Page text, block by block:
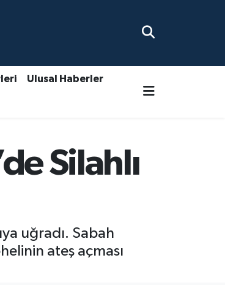
Ulusal Haberler
Silahlı
uğradı. Sabah
ateş açması